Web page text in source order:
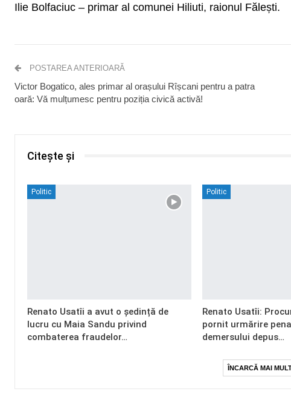
Ilie Bolfaciuc – primar al comunei Hiliuti, raionul Fălești.
POSTAREA ANTERIOARĂ
Victor Bogatico, ales primar al orașului Rîșcani pentru a patra
oară: Vă mulțumesc pentru poziția civică activă!
Citește și
Politic
Renato Usatîi a avut o ședință de
lucru cu Maia Sandu privind
combaterea fraudelor…
Politic
Renato Usatîi:
pornit urmărire
demersului depus…
ÎNCARCĂ MAI